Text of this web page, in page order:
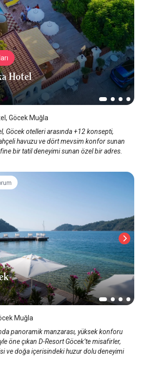
Hotel
Göcek Muğla
Göcek otelleri arasında +12 konsepti,
havuzu ve dört mevsim konfor sunan
bir tatil deneyimi sunan özel bir adres.
Muğla
panoramik manzarası, yüksek konforu
öne çıkan D-Resort Göcek’te misafirler,
ve doğa içerisindeki huzur dolu deneyimi